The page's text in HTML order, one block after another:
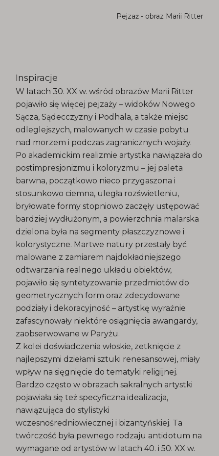
Pejzaż - obraz Marii Ritter
Inspiracje
W latach 30. XX w. wśród obrazów Marii Ritter
pojawiło się więcej pejzaży – widoków Nowego
Sącza, Sądecczyzny i Podhala, a także miejsc
odleglejszych, malowanych w czasie pobytu
nad morzem i podczas zagranicznych wojaży.
Po akademickim realizmie artystka nawiązała do
postimpresjonizmu i koloryzmu – jej paleta
barwna, początkowo nieco przygaszona i
stosunkowo ciemna, uległa rozświetleniu,
bryłowate formy stopniowo zaczęły ustępować
bardziej wydłużonym, a powierzchnia malarska
dzielona była na segmenty płaszczyznowe i
kolorystyczne. Martwe natury przestały być
malowane z zamiarem najdokładniejszego
odtwarzania realnego układu obiektów,
pojawiło się syntetyzowanie przedmiotów do
geometrycznych form oraz zdecydowane
podziały i dekoracyjność – artystkę wyraźnie
zafascynowały niektóre osiągnięcia awangardy,
zaobserwowane w Paryżu.
Z kolei doświadczenia włoskie, zetknięcie z
najlepszymi dziełami sztuki renesansowej, miały
wpływ na sięgnięcie do tematyki religijnej.
Bardzo często w obrazach sakralnych artystki
pojawiała się też specyficzna idealizacja,
nawiązująca do stylistyki
wczesnośredniowiecznej i bizantyńskiej. Ta
twórczość była pewnego rodzaju antidotum na
wymagane od artystów w latach 40. i 50. XX w.